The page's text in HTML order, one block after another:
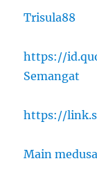
Trisula88
https://
Semangat
https://
Main